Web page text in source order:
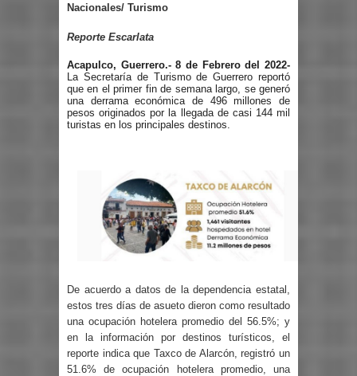
Nacionales/ Turismo
Reporte Escarlata
Acapulco, Guerrero.- 8 de Febrero del 2022-
La Secretaría de Turismo de Guerrero reportó
que en el primer fin de semana largo, se generó
una derrama económica de 496 millones de
pesos originados por la llegada de casi 144 mil
turistas en los principales destinos.
De acuerdo a datos de la dependencia estatal,
estos tres días de asueto dieron como resultado
una ocupación hotelera promedio del 56.5%; y
en la información por destinos turísticos, el
reporte indica que Taxco de Alarcón, registró un
51.6% de ocupación hotelera promedio, una